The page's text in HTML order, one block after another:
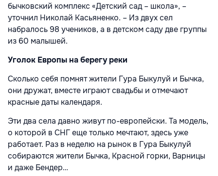
бычковский комплекс «Детский сад – школа», –
уточнил Николай Касьяненко. – Из двух сел
набралось 98 учеников, а в детском саду две группы
из 60 малышей.
Уголок Европы на берегу реки
Сколько себя помнят жители Гура Быкулуй и Бычка,
они дружат, вместе играют свадьбы и отмечают
красные даты календаря.
Эти два села давно живут по-европейски. Та модель,
о которой в СНГ еще только мечтают, здесь уже
работает. Раз в неделю на рынок в Гура Быкулуй
собираются жители Бычка, Красной горки, Варницы
и даже Бендер…